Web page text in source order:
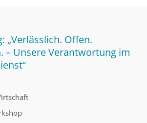
„Verlässlich. Offen.
– Unsere Verantwortung im